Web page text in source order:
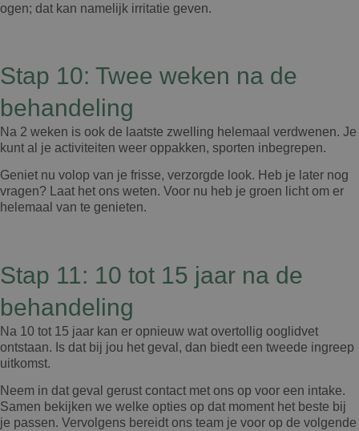
ogen; dat kan namelijk irritatie geven.
Stap 10: Twee weken na de
behandeling
Na 2 weken is ook de laatste zwelling helemaal verdwenen. Je
kunt al je activiteiten weer oppakken, sporten inbegrepen.
Geniet nu volop van je frisse, verzorgde look. Heb je later nog
vragen? Laat het ons weten. Voor nu heb je groen licht om er
helemaal van te genieten.
Stap 11: 10 tot 15 jaar na de
behandeling
Na 10 tot 15 jaar kan er opnieuw wat overtollig ooglidvet
ontstaan. Is dat bij jou het geval, dan biedt een tweede ingreep
uitkomst.
Neem in dat geval gerust contact met ons op voor een intake.
Samen bekijken we welke opties op dat moment het beste bij
je passen. Vervolgens bereidt ons team je voor op de volgende